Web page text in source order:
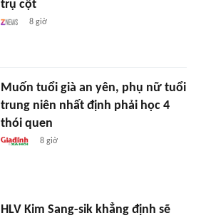
trụ cột
8 giờ
Muốn tuổi già an yên, phụ nữ tuổi
trung niên nhất định phải học 4
thói quen
8 giờ
HLV Kim Sang-sik khẳng định sẽ